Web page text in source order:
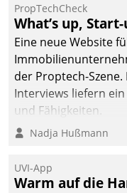
PropTechCheck
What’s up,
Eine neue Website
der Proptech-
Interviews liefern
und Fähigkeiten.
Nadja Hußmann
UVI-App
Warm auf die